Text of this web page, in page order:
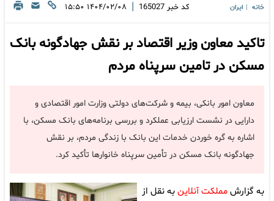
خانه ایران کد خبر 165027
| ۱۴۰۴/۰۲/۰۸ ۱۵:۵۰
تاکید معاون وزیر اقتصاد بر نقش جهادگونه بانک
مسکن در تامین سرپناه مردم
معاون امور بانکی، بیمه و شرکت‌های دولتی وزارت امور اقتصادی و
دارایی در نشست ارزیابی عملکرد و بررسی برنامه‌های بانک مسکن، با
اشاره به گره خوردن خدمات این بانک با زندگی مردم، بر نقش
جهادگونه بانک مسکن در تأمین سرپناه خانوارها تأکید کرد.
به گزارشمملکت آنلاینبه نقل از